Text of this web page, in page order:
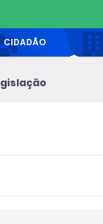
CIDADÃO